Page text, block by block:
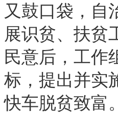
又鼓口袋，自
展识贫、扶贫
民意后，工作
标，提出并实
快车脱贫致富。